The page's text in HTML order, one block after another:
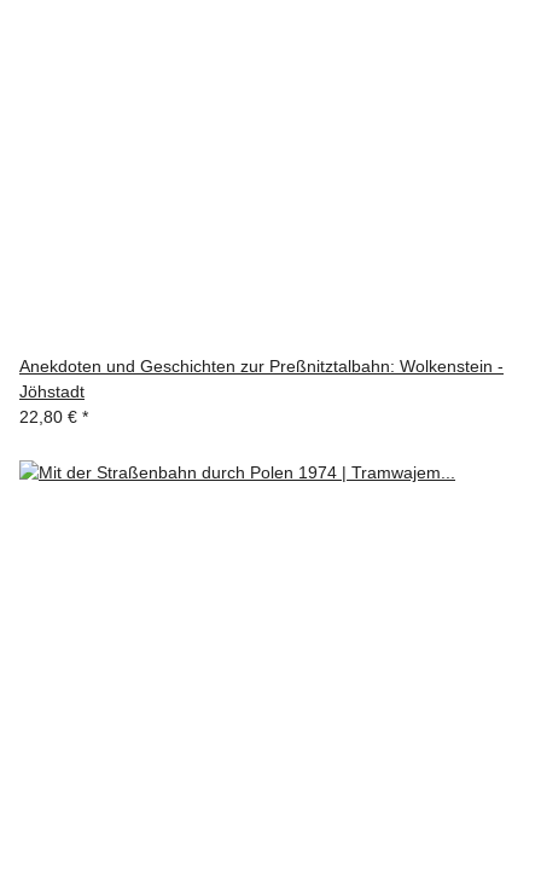
Anekdoten und Geschichten zur Preßnitztalbahn: Wolkenstein -
Jöhstadt
22,80 € *